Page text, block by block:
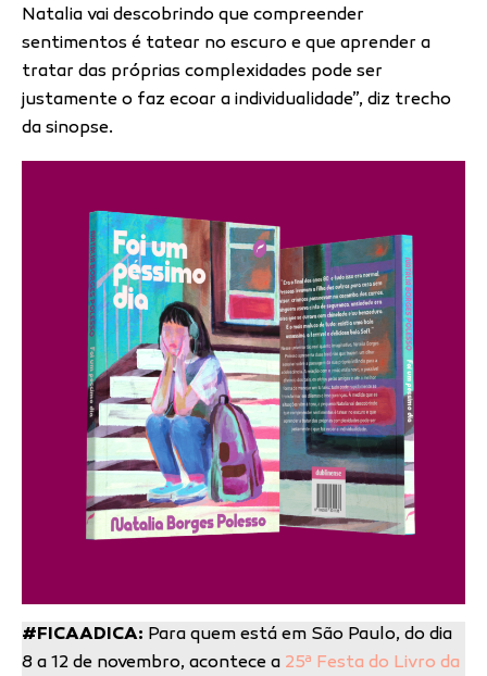
Natalia vai descobrindo que compreender
sentimentos é tatear no escuro e que aprender a
tratar das próprias complexidades pode ser
justamente o faz ecoar a individualidade”, diz trecho
da sinopse.
#FICAADICA: Para quem está em São Paulo, do dia
8 a 12 de novembro, acontece a 25ª Festa do Livro da